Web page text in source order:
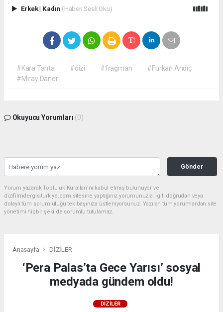
Erkek| Kadın (Haberi Sesli Oku)
#Kara Tahta #dizi #fragman
#Furkan Andıç
#Miray Daner
Okuyucu Yorumları (0)
Gönder
Yorum yazarak Topluluk Kuralları’nı kabul etmiş bulunuyor ve
dizifilmdergisiturkiye.com sitesine yaptığınız yorumunuzla ilgili doğrudan veya
dolaylı tüm sorumluluğu tek başınıza üstleniyorsunuz. Yazılan tüm yorumlardan site
yönetimi hiçbir şekilde sorumlu tutulamaz.
Anasayfa DİZİLER
‘Pera Palas’ta Gece Yarısı’ sosyal
medyada gündem oldu!
DİZİLER